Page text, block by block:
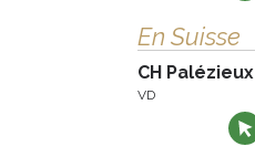
En Suisse
CH Palézieux
VD